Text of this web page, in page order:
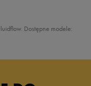
Dostępne modele: